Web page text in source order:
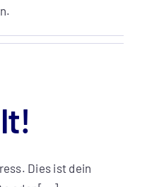
Dies ist dein